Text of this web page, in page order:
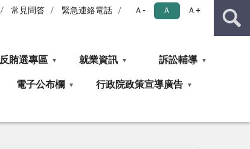
常見問答 緊急連絡電話 Ａ- Ａ Ａ+
反賄選專區 就業資訊 訴訟輔導
電子公布欄 行政院政策宣導廣告